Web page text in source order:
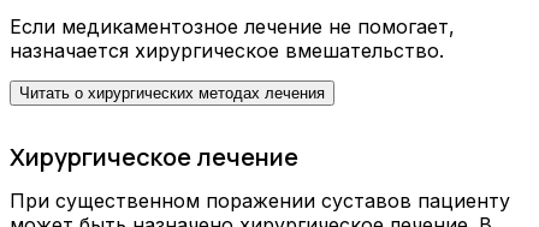
Если медикаментозное лечение не помогает,
назначается хирургическое вмешательство.
Читать о хирургических методах лечения
Хирургическое лечение
При существенном поражении суставов пациенту